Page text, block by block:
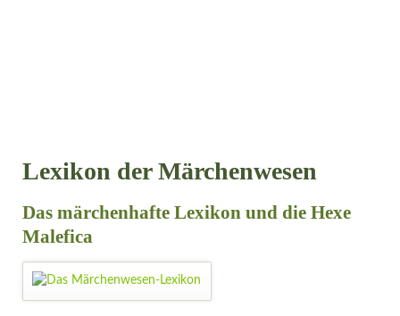
Lexikon der Märchenwesen
Das märchenhafte Lexikon und die Hexe
Malefica